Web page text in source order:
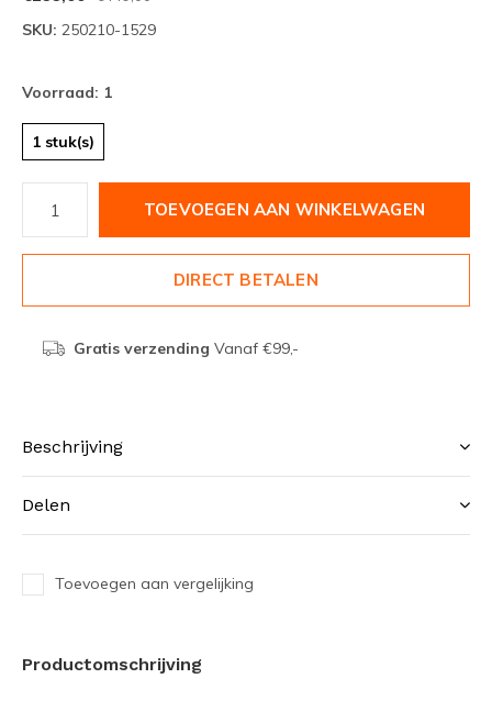
SKU: 250210-1529
Voorraad: 1
1 stuk(s)
TOEVOEGEN AAN WINKELWAGEN
DIRECT BETALEN
Gratis verzending Vanaf €99,-
Beschrijving
Delen
Toevoegen aan vergelijking
Productomschrijving